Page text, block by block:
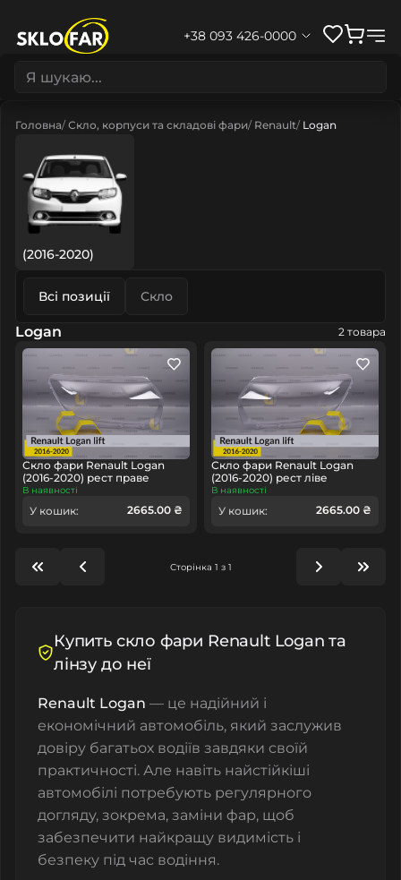
+38 093 426-0000
Головна Скло, корпуси та складові фари Renault Logan
(2016-2020)
Всі позиції Скло
Logan 2 товара
Скло фари Renault Logan
(2016-2020) рест праве
В наявності
У кошик: 2665.00 ₴
Скло фари Renault Logan
(2016-2020) рест ліве
В наявності
У кошик: 2665.00 ₴
Сторінка 1 з 1
Купить скло фари Renault Logan та
лінзу до неї
Renault Logan — це надійний і
економічний автомобіль, який заслужив
довіру багатьох водіїв завдяки своїй
практичності. Але навіть найстійкіші
автомобілі потребують регулярного
догляду, зокрема, заміни фар, щоб
забезпечити найкращу видимість і
безпеку під час водіння.